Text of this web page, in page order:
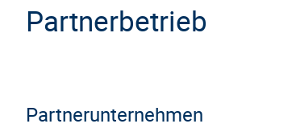
Partnerbetrieb
Partnerunternehmen